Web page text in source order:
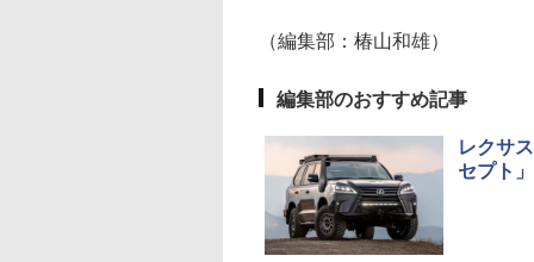
（編集部：椿山和雄）
編集部のおすすめ記事
レクサ
セプト